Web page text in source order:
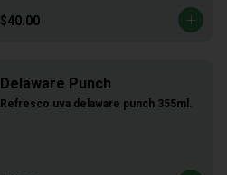
$40.00
Delaware Punch
Refresco uva delaware punch 355ml.